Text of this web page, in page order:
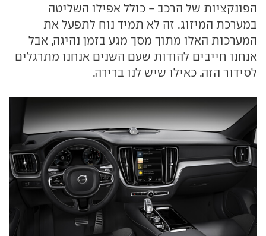
הפונקציות של הרכב - כולל אפילו השליטה
במערכת המיזוג. זה לא תמיד נוח לתפעל את
המערכות האלו מתוך מסך מגע בזמן נהיגה, אבל
אנחנו חייבים להודות שעם השנים אנחנו מתרגלים
לסידור הזה. כאילו שיש לנו ברירה.